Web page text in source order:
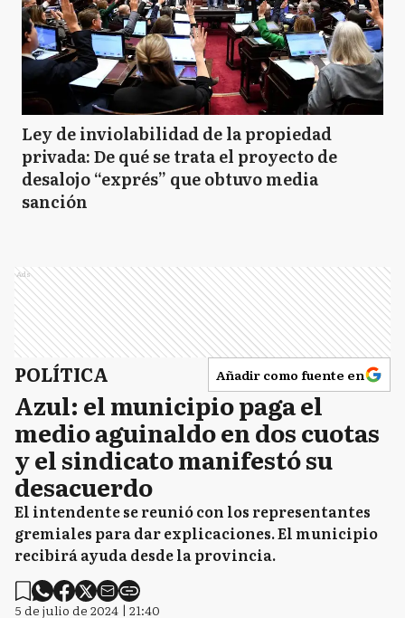
Ley de inviolabilidad de la propiedad
privada: De qué se trata el proyecto de
desalojo “exprés” que obtuvo media
sanción
Ads
POLÍTICA Añadir como fuente en
Azul: el municipio paga el
medio aguinaldo en dos cuotas
y el sindicato manifestó su
desacuerdo
El intendente se reunió con los representantes
gremiales para dar explicaciones. El municipio
recibirá ayuda desde la provincia.
5 de julio de 2024 | 21:40